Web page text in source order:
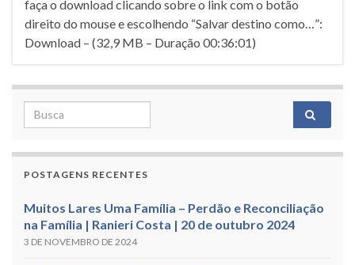
faça o download clicando sobre o link com o botão
direito do mouse e escolhendo “Salvar destino como…”:
Download – (32,9 MB – Duração 00:36:01)
Search for:
POSTAGENS RECENTES
Muitos Lares Uma Família – Perdão e Reconciliação
na Família | Ranieri Costa | 20 de outubro 2024
3 DE NOVEMBRO DE 2024